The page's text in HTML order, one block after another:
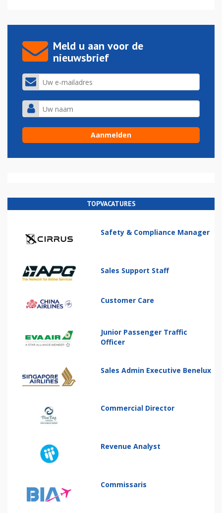
Meld u aan voor de
nieuwsbrief
TOPVACATURES
Safety & Compliance Manager
Sales Support Staff
Customer Care
Junior Passenger Traffic
Officer
Sales Admin Executive Benelux
Commercial Director
Revenue Analyst
Commissaris